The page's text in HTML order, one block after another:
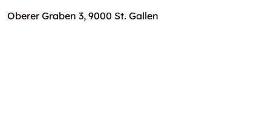
Oberer Graben 3, 9000 St. Gallen